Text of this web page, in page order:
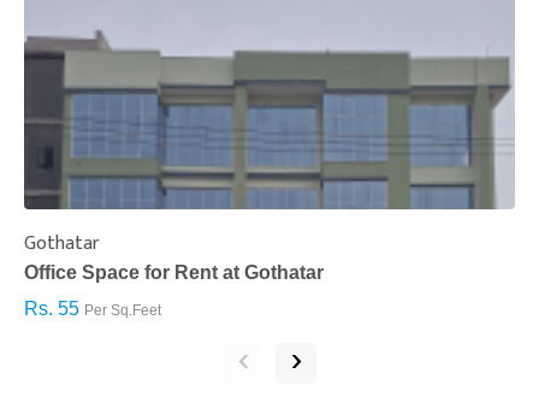
Gothatar
Office Space for Rent at Gothatar
Rs. 55 Per Sq.Feet
‹ ›